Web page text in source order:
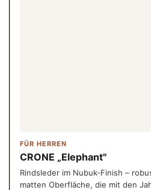
FÜR HERREN
CRONE „Elephant"
Rindsleder im Nubuk-Finish –
matten Oberfläche, die mit den